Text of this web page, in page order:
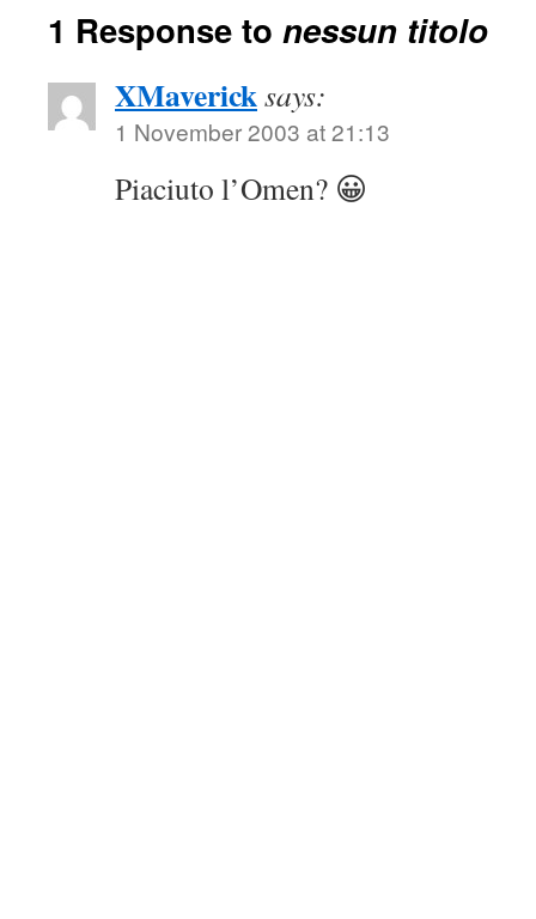
1 Response to nessun titolo
XMavericksays:
1 November 2003 at 21:13
Piaciuto l’Omen? 😀